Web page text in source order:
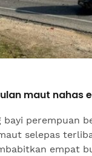
maut nahas
bayi perempuan
selepas
empat